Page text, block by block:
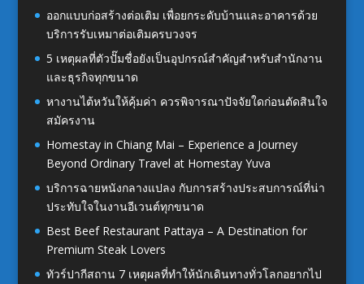
ออกแบบก่อสร้างต่อเติม เพื่อยกระดับบ้านและอาคารด้วย
บริการรับเหมาต่อเติมครบวงจร
5 เหตุผลที่ตัวปั๊มชื่อยังเป็นอุปกรณ์สำคัญสำหรับสำนักงาน
และธุรกิจทุกขนาด
หางานไต้หวันให้คุ้มค่า ควรพิจารณาปัจจัยใดก่อนตัดสินใจ
สมัครงาน
Homestay in Chiang Mai – Experience a Journey
Beyond Ordinary Travel at Homestay Yuva
บริการฉายหนังกลางแปลง กับการสร้างประสบการณ์ที่น่า
ประทับใจในงานอีเวนต์ทุกขนาด
Best Beef Restaurant Pattaya – A Destination for
Premium Steak Lovers
ทัวร์ปากีสถาน 7 เหตุผลที่ทำให้นักเดินทางทั่วโลกอยากไป